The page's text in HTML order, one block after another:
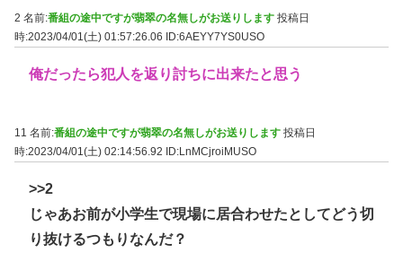
2 名前:番組の途中ですが翡翠の名無しがお送りします 投稿日
時:2023/04/01(土) 01:57:26.06 ID:6AEYY7YS0USO
俺だったら犯人を返り討ちに出来たと思う
11 名前:番組の途中ですが翡翠の名無しがお送りします 投稿日
時:2023/04/01(土) 02:14:56.92
ID:LnMCjroiMUSO
>>2
じゃあお前が小学生で現場に居合わせたとしてどう切
り抜けるつもりなんだ？